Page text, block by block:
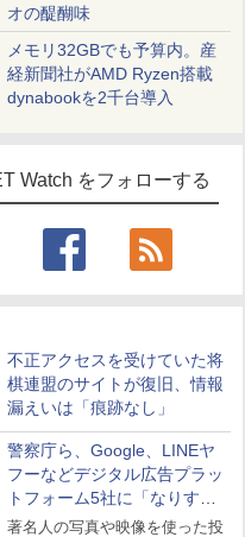
オの醍醐味
メモリ32GBでも予算内。産
経新聞社がAMD Ryzen搭載
dynabookを2千台導入
Watch をフォローする
不正アクセスを受けていた将
棋連盟のサイトが復旧、情報
漏えいは「痕跡なし」
警察庁ら、Google、LINEヤ
フーなどデジタル広告プラッ
トフォーム5社に「なりすま
し詐欺広告」対策強化を要請
著名人の写真や映像を使った投